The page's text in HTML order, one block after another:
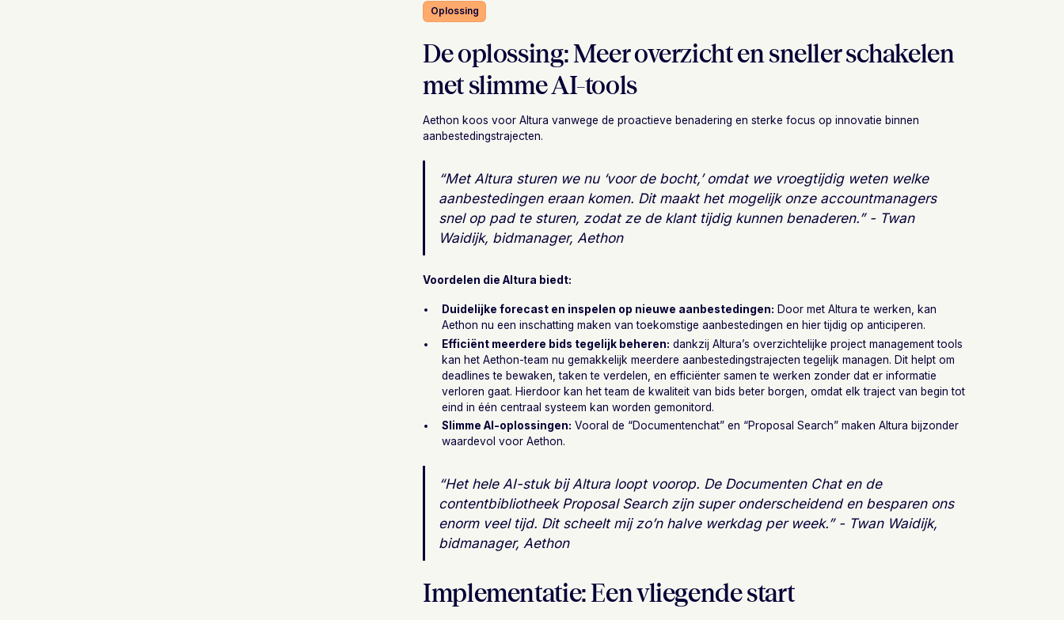
Oplossing
De oplossing: Meer overzicht en sneller schakelen
met slimme AI-tools
Aethon koos voor Altura vanwege de proactieve benadering en sterke focus op innovatie binnen
aanbestedingstrajecten.
“Met Altura sturen we nu ‘voor de bocht,’ omdat we vroegtijdig weten welke
aanbestedingen eraan komen. Dit maakt het mogelijk onze accountmanagers
snel op pad te sturen, zodat ze de klant tijdig kunnen benaderen.” - Twan
Waidijk, bidmanager, Aethon
Voordelen die Altura biedt:
Duidelijke forecast en inspelen op nieuwe aanbestedingen: Door met Altura te werken, kan
Aethon nu een inschatting maken van toekomstige aanbestedingen en hier tijdig op anticiperen.
Efficiënt meerdere bids tegelijk beheren: dankzij Altura’s overzichtelijke project management tools
kan het Aethon-team nu gemakkelijk meerdere aanbestedingstrajecten tegelijk managen. Dit helpt om
deadlines te bewaken, taken te verdelen, en efficiënter samen te werken zonder dat er informatie
verloren gaat. Hierdoor kan het team de kwaliteit van bids beter borgen, omdat elk traject van begin tot
eind in één centraal systeem kan worden gemonitord.
Slimme AI-oplossingen: Vooral de “Documentenchat” en “Proposal Search” maken Altura bijzonder
waardevol voor Aethon.
“Het hele AI-stuk bij Altura loopt voorop. De Documenten Chat en de
contentbibliotheek Proposal Search zijn super onderscheidend en besparen ons
enorm veel tijd. Dit scheelt mij zo’n halve werkdag per week.” - Twan Waidijk,
bidmanager, Aethon
Implementatie: Een vliegende start